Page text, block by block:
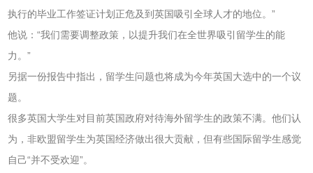
执行的毕业工作签证计划正危及到英国吸引全球人才的地位。”
他说：“我们需要调整政策，以提升我们在全世界吸引留学生的能
力。”
另据一份报告中指出，留学生问题也将成为今年英国大选中的一个议
题。
很多英国大学生对目前英国政府对待海外留学生的政策不满。他们认
为，非欧盟留学生为英国经济做出很大贡献，但有些国际留学生感觉
自己“并不受欢迎”。